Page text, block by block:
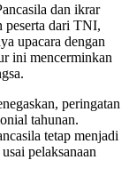
dan ikrar
peserta dari TNI,
upacara dengan
ini mencerminkan
peringatan
tahunan.
tetap menjadi
pelaksanaan